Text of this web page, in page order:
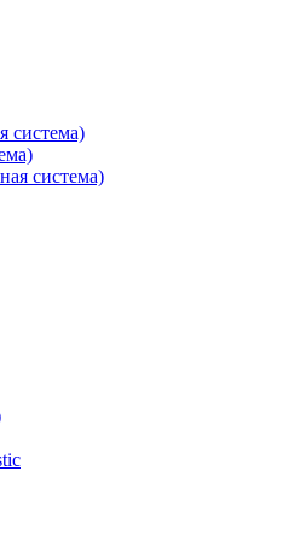
система)
система)